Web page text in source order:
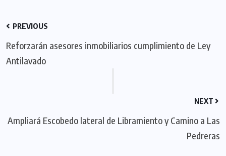
PREVIOUS
Reforzarán asesores inmobiliarios cumplimiento de Ley
Antilavado
NEXT
Ampliará Escobedo lateral de Libramiento y Camino a Las
Pedreras